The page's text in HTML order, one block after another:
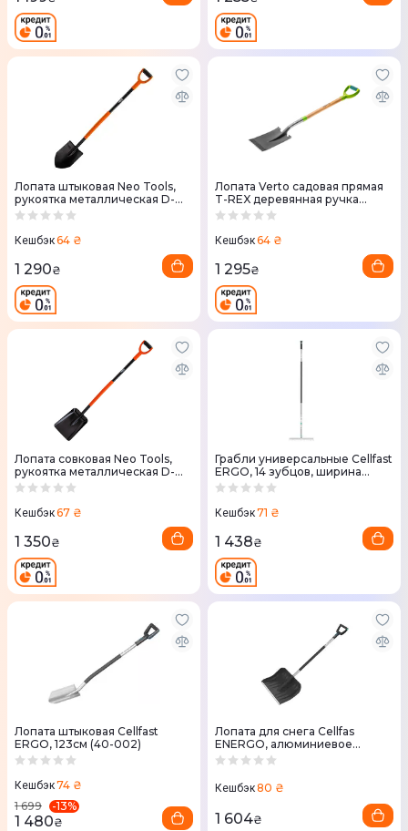
Лопата штыковая Neo Tools,
рукоятка металлическая D-
образная, 125см, 2.28кг (95-
Кешбэк64 ₴
1 290₴
Лопата Verto садовая прямая
T-REX деревянная ручка
(15G002)
Кешбэк64 ₴
1 295₴
Лопата совковая Neo Tools,
рукоятка металлическая D-
образная, 132см, 2кг (95-011)
Кешбэк67 ₴
1 350₴
Грабли универсальные Cellfast
ERGO, 14 зубцов, ширина
37см, 152см,
Кешбэк71 ₴
1 438₴
Лопата штыковая Cellfast
ERGO, 123см (40-002)
Кешбэк74 ₴
1 699
-13%
1 480₴
Лопата для снега Cellfas
ENERGO, алюминиевое
лезвие, 49см
Кешбэк80 ₴
1 604₴